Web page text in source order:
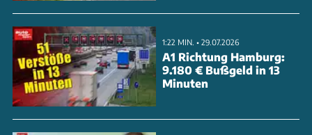
buchstäblichen Rückgrat des Transporters - lassen
sich in den Werkstätten nicht reparieren. Im
schlimmsten Fall droht die komplette
Außerbetriebnahme der betroffenen Fahrzeuge. In
Deutschland müssen etwa 1.000 Transit-Besitzer
mit der Rückrufaktion rechnen.
1:22 MIN. • 29.07.2026
A1 Richtung Hamburg:
9.180 € Bußgeld in 13
Minuten